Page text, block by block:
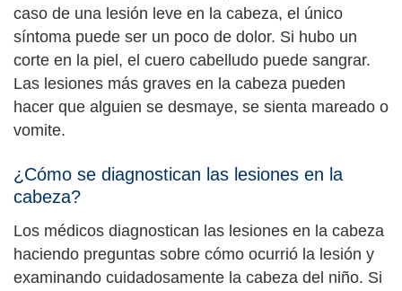
caso de una lesión leve en la cabeza, el único
síntoma puede ser un poco de dolor. Si hubo un
corte en la piel, el cuero cabelludo puede sangrar.
Las lesiones más graves en la cabeza pueden
hacer que alguien se desmaye, se sienta mareado o
vomite.
¿Cómo se diagnostican las lesiones en la
cabeza?
Los médicos diagnostican las lesiones en la cabeza
haciendo preguntas sobre cómo ocurrió la lesión y
examinando cuidadosamente la cabeza del niño. Si